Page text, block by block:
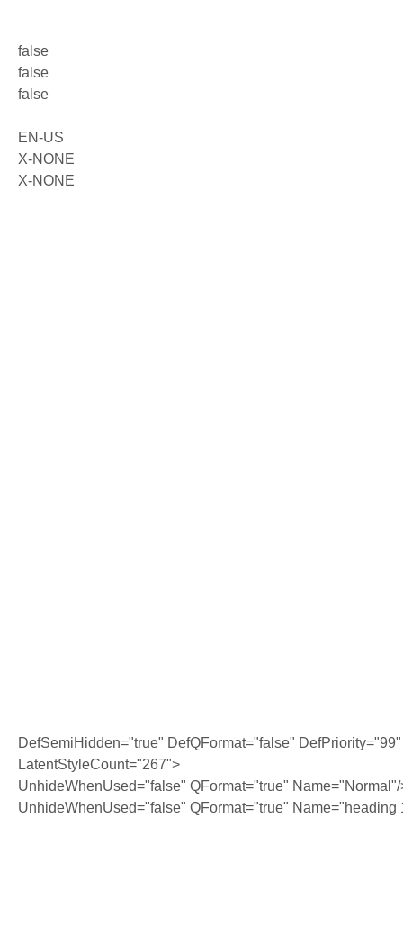
false
false
false
EN-US
X-NONE
X-NONE
DefSemiHidden="true" DefQFormat="false" DefPriority="99"
LatentStyleCount="267">
UnhideWhenUsed="false" QFormat="true" Name="Normal"/
UnhideWhenUsed="false" QFormat="true" Name="heading